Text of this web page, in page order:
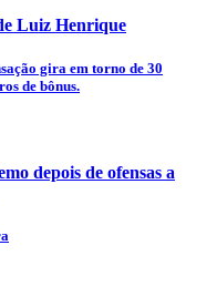
Luiz Henrique
gira em torno de 30
de bônus.
depois de ofensas a